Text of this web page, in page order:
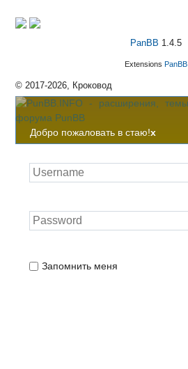
PanBB 1.4.5
Extensions PanBB
© 2017-2026, Кроковод
Добро пожаловать в стаю!x
Запомнить меня